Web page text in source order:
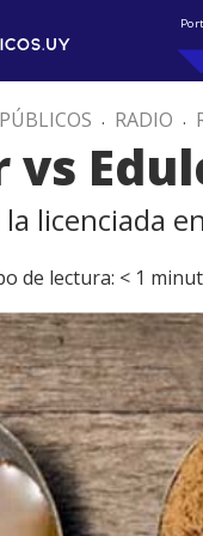
. RADIO .
vs
licenciada
de lectura: < 1